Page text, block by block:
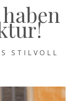
STILVOLL